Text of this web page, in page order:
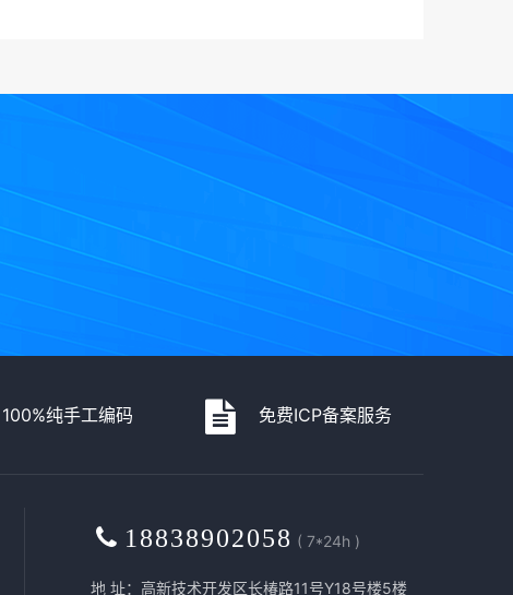
100%纯手工编码 免费ICP备案服务
18838902058 ( 7*24h )
地 址：高新技术开发区长椿路11号Y18号楼5楼